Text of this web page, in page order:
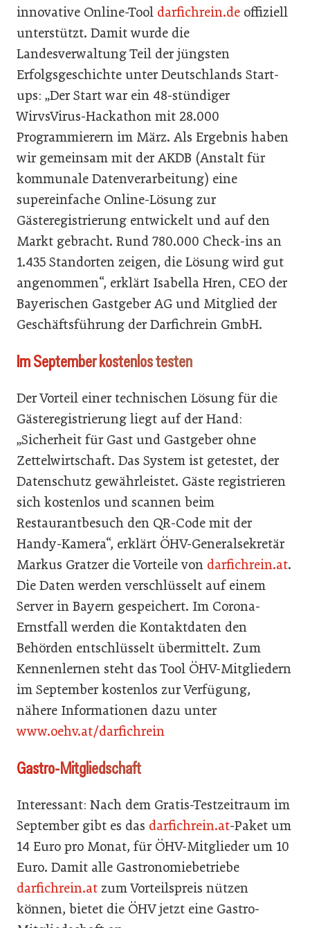
innovative Online-Tool darfichrein.de offiziell
unterstützt. Damit wurde die
Landesverwaltung Teil der jüngsten
Erfolgsgeschichte unter Deutschlands Start-
ups: „Der Start war ein 48-stündiger
WirvsVirus-Hackathon mit 28.000
Programmierern im März. Als Ergebnis haben
wir gemeinsam mit der AKDB (Anstalt für
kommunale Datenverarbeitung) eine
supereinfache Online-Lösung zur
Gästeregistrierung entwickelt und auf den
Markt gebracht. Rund 780.000 Check-ins an
1.435 Standorten zeigen, die Lösung wird gut
angenommen“, erklärt Isabella Hren, CEO der
Bayerischen Gastgeber AG und Mitglied der
Geschäftsführung der Darfichrein GmbH.
Im September kostenlos testen
Der Vorteil einer technischen Lösung für die
Gästeregistrierung liegt auf der Hand:
„Sicherheit für Gast und Gastgeber ohne
Zettelwirtschaft. Das System ist getestet, der
Datenschutz gewährleistet. Gäste registrieren
sich kostenlos und scannen beim
Restaurantbesuch den QR-Code mit der
Handy-Kamera“, erklärt ÖHV-Generalsekretär
Markus Gratzer die Vorteile von darfichrein.at.
Die Daten werden verschlüsselt auf einem
Server in Bayern gespeichert. Im Corona-
Ernstfall werden die Kontaktdaten den
Behörden entschlüsselt übermittelt. Zum
Kennenlernen steht das Tool ÖHV-Mitgliedern
im September kostenlos zur Verfügung,
nähere Informationen dazu unter
www.oehv.at/darfichrein
Gastro-Mitgliedschaft
Interessant: Nach dem Gratis-Testzeitraum im
September gibt es das darfichrein.at-Paket um
14 Euro pro Monat, für ÖHV-Mitglieder um 10
Euro. Damit alle Gastronomiebetriebe
darfichrein.at zum Vorteilspreis nützen
können, bietet die ÖHV jetzt eine Gastro-